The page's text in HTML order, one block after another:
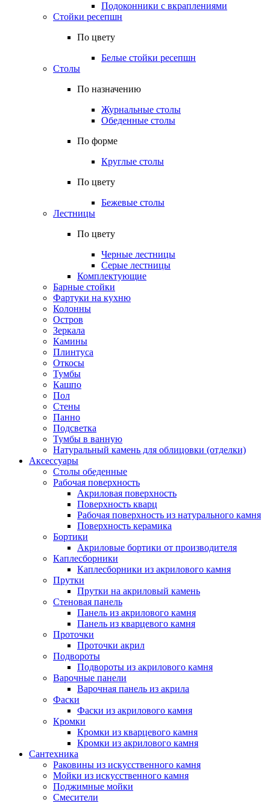
Подоконники с вкраплениями
Стойки ресепшн
По цвету
Белые стойки ресепшн
Столы
По назначению
Журнальные столы
Обеденные столы
По форме
Круглые столы
По цвету
Бежевые столы
Лестницы
По цвету
Черные лестницы
Серые лестницы
Комплектующие
Барные стойки
Фартуки на кухню
Колонны
Остров
Зеркала
Камины
Плинтуса
Откосы
Тумбы
Кашпо
Пол
Стены
Панно
Подсветка
Тумбы в ванную
Натуральный камень для облицовки (отделки)
Аксессуары
Столы обеденные
Рабочая поверхность
Акриловая поверхность
Поверхность кварц
Рабочая поверхность из натурального камня
Поверхность керамика
Бортики
Акриловые бортики от производителя
Каплесборники
Каплесборники из акрилового камня
Прутки
Прутки на акриловый камень
Стеновая панель
Панель из акрилового камня
Панель из кварцевого камня
Проточки
Проточки акрил
Подвороты
Подвороты из акрилового камня
Варочные панели
Варочная панель из акрила
Фаски
Фаски из акрилового камня
Кромки
Кромки из кварцевого камня
Кромки из акрилового камня
Сантехника
Раковины из искусственного камня
Мойки из искусственного камня
Поджимные мойки
Смесители